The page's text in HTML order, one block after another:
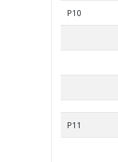
P10
P11